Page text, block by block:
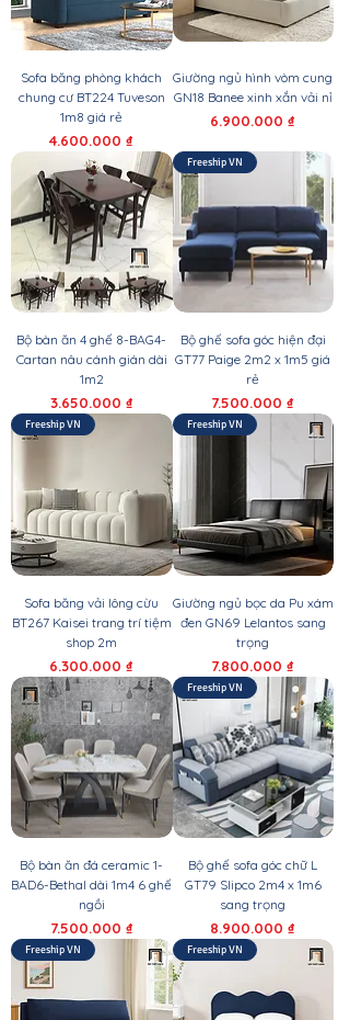
Sofa băng phòng khách
chung cư BT224 Tuveson
1m8 giá rẻ
Giá
4.600.000 ₫
Giường ngủ hình vòm cung
GN18 Banee xinh xắn vải nỉ
Giá
6.900.000 ₫
Bộ bàn ăn 4 ghế 8-BAG4-
Cartan nâu cánh gián dài
1m2
Giá
3.650.000 ₫
Freeship VN
Bộ ghế sofa góc hiện đại
GT77 Paige 2m2 x 1m5 giá
rẻ
Giá
7.500.000 ₫
Freeship VN
Sofa băng vải lông cừu
BT267 Kaisei trang trí tiệm
shop 2m
Giá
6.300.000 ₫
Freeship VN
Giường ngủ bọc da Pu xám
đen GN69 Lelantos sang
trọng
Giá
7.800.000 ₫
Bộ bàn ăn đá ceramic 1-
BAD6-Bethal dài 1m4 6 ghế
ngồi
Giá
7.500.000 ₫
Freeship VN
Bộ ghế sofa góc chữ L
GT79 Slipco 2m4 x 1m6
sang trọng
Giá
8.900.000 ₫
Freeship VN Freeship VN